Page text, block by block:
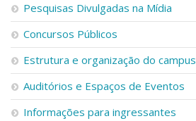
Pesquisas Divulgadas na Mídia
Concursos Públicos
Estrutura e organização do campus
Auditórios e Espaços de Eventos
Informações para ingressantes